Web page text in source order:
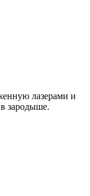
лазерами и
зародыше.